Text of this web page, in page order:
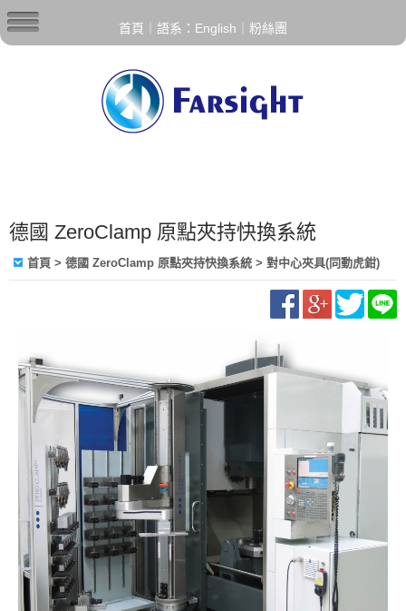
首頁 語系：English 粉絲團
德國 ZeroClamp 原點夾持快換系統
首頁 > 德國 ZeroClamp 原點夾持快換系統 > 對中心夾具(同動虎鉗)